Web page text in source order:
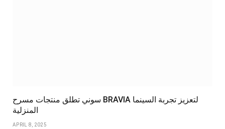
سوني تطلق منتجات مسرح BRAVIA لتعزيز تجربة السينما
المنزلية
APRIL 8, 2025